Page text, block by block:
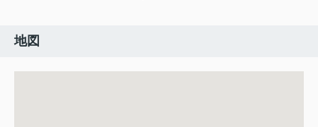
地図